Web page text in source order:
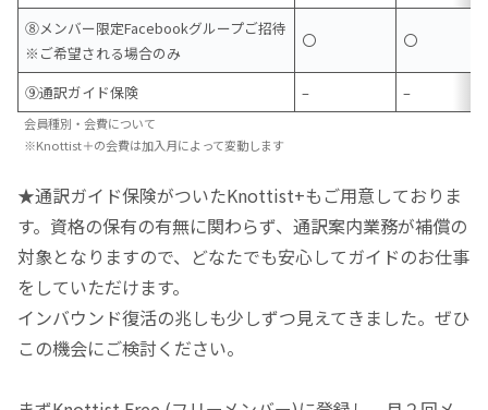
⑧メンバー限定Facebookグループご招待
※ご希望される場合のみ
〇 〇
⑨通訳ガイド保険 – –
会員種別・会費について
※Knottist＋の会費は加入月によって変動します
★通訳ガイド保険がついたKnottist+もご用意しておりま
す。資格の保有の有無に関わらず、通訳案内業務が補償の
対象となりますので、どなたでも安心してガイドのお仕事
をしていただけます。
インバウンド復活の兆しも少しずつ見えてきました。ぜひ
この機会にご検討ください。